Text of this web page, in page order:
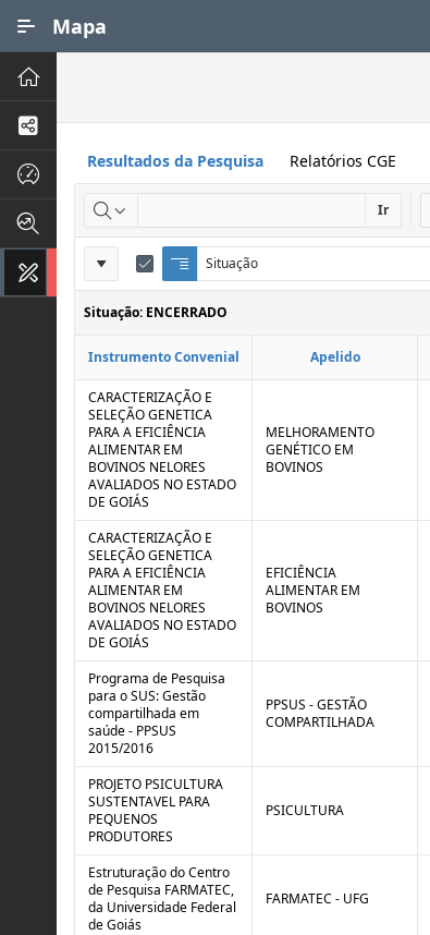
Mapa
Processos de Negócios
Resultados da Pesquisa Relatórios CGE
Ir
Definições
do
Relatório
Situação
Q
u
e
b
a
e
C
r
e
:
u
ã
o
E
d
i
t
r
o
n
l
e
a
Situação: ENCERRADO
Instrumento Convenial Apelido
CARACTERIZAÇÃO E
SELEÇÃO GENETICA
PARA A EFICIÊNCIA
ALIMENTAR EM
BOVINOS NELORES
AVALIADOS NO ESTADO
DE GOIÁS
MELHORAMENTO
GENÉTICO EM
BOVINOS
CARACTERIZAÇÃO E
SELEÇÃO GENETICA
PARA A EFICIÊNCIA
ALIMENTAR EM
BOVINOS NELORES
AVALIADOS NO ESTADO
DE GOIÁS
EFICIÊNCIA
ALIMENTAR EM
BOVINOS
Programa de Pesquisa
para o SUS: Gestão
compartilhada em
saúde - PPSUS
2015/2016
PPSUS - GESTÃO
COMPARTILHADA
PROJETO PSICULTURA
SUSTENTAVEL PARA
PEQUENOS
PRODUTORES
PSICULTURA
Estruturação do Centro
de Pesquisa FARMATEC,
da Universidade Federal
de Goiás
FARMATEC - UFG